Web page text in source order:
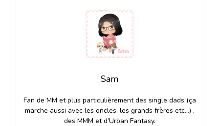
Sam
Fan de MM et plus particulièrement des single dads (ça
marche aussi avec les oncles, les grands frères etc…) ,
des MMM et d’Urban Fantasy.